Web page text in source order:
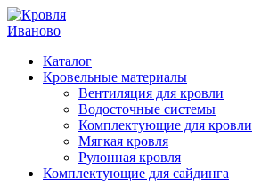
Перейти
к
Каталог
Кровельные материалы
Вентиляция для кровли
Водосточные системы
Комплектующие для кровли
Мягкая кровля
Рулонная кровля
Комплектующие для сайдинга